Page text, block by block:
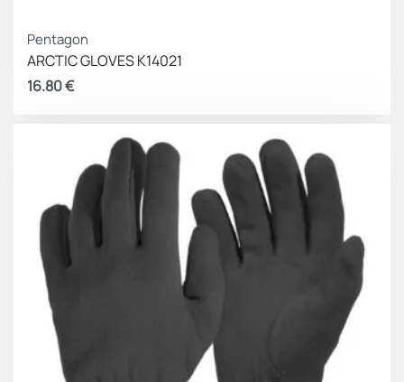
Εγγύηση
Εγγύηση κατασκευαστή ενός (1) έτους
Pentagon
ARCTIC GLOVES K14021
16.80€